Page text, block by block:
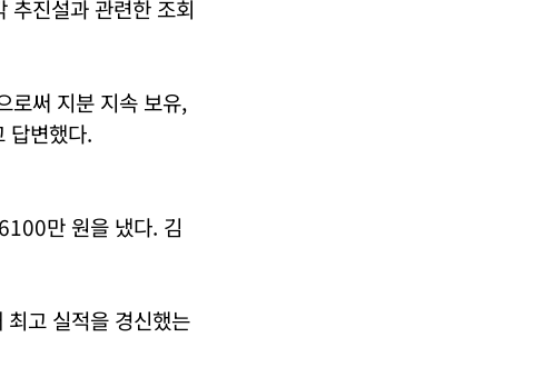
추진설과 관련한 조회
로써 지분 지속 보유,
답변했다.
만 원을 냈다. 김
고 실적을 경신했는